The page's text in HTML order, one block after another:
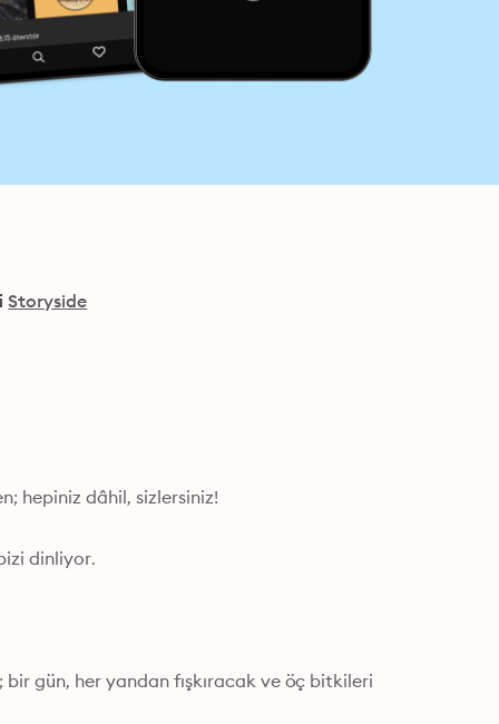
Storyside
hepiniz dâhil, sizlersiniz!
dinliyor.
gün, her yandan fışkıracak ve öç bitkileri